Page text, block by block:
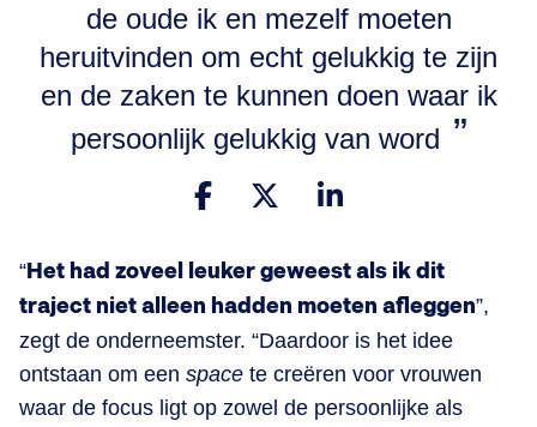
de oude ik en mezelf moeten
heruitvinden om echt gelukkig te zijn
en de zaken te kunnen doen waar ik
persoonlijk gelukkig van word
“Het had zoveel leuker geweest als ik dit
traject niet alleen hadden moeten afleggen”,
zegt de onderneemster. “Daardoor is het idee
ontstaan om een space te creëren voor vrouwen
waar de focus ligt op zowel de persoonlijke als